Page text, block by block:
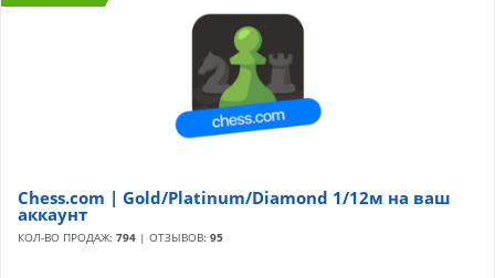
Chess.com | Gold/Platinum/Diamond 1/12м на ваш
аккаунт
КОЛ-ВО ПРОДАЖ: 794 | ОТЗЫВОВ: 95